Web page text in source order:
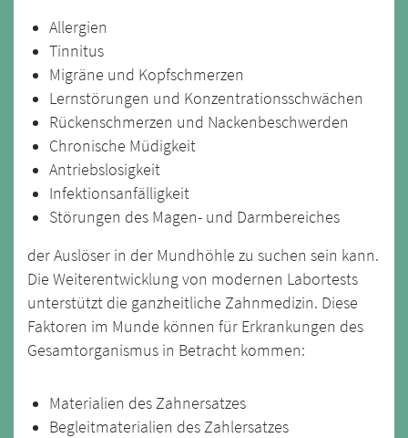
Allergien
Tinnitus
Migräne und Kopfschmerzen
Lernstörungen und Konzentrationsschwächen
Rückenschmerzen und Nackenbeschwerden
Chronische Müdigkeit
Antriebslosigkeit
Infektionsanfälligkeit
Störungen des Magen- und Darmbereiches
der Auslöser in der Mundhöhle zu suchen sein kann.
Die Weiterentwicklung von modernen Labortests
unterstützt die ganzheitliche Zahnmedizin. Diese
Faktoren im Munde können für Erkrankungen des
Gesamtorganismus in Betracht kommen:
Materialien des Zahnersatzes
Begleitmaterialien des Zahlersatzes